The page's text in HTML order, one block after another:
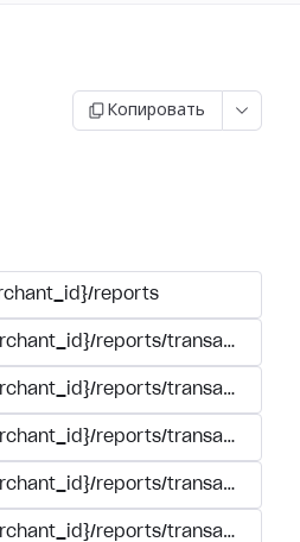
Копировать
reports
reports/transactions/
reports/transactions/
reports/transactions/
reports/transactions/
reports/transactions/